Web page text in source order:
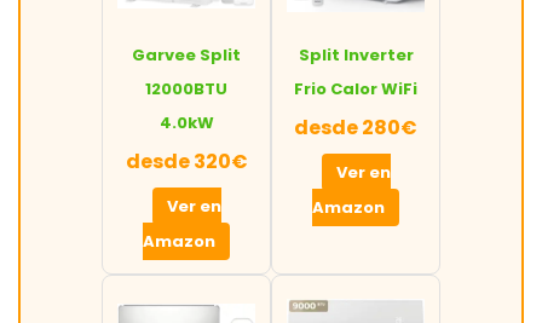
Garvee Split
12000BTU
4.0kW
desde 320€
Ver en
Amazon
Split Inverter
Frio Calor WiFi
desde 280€
Ver en
Amazon